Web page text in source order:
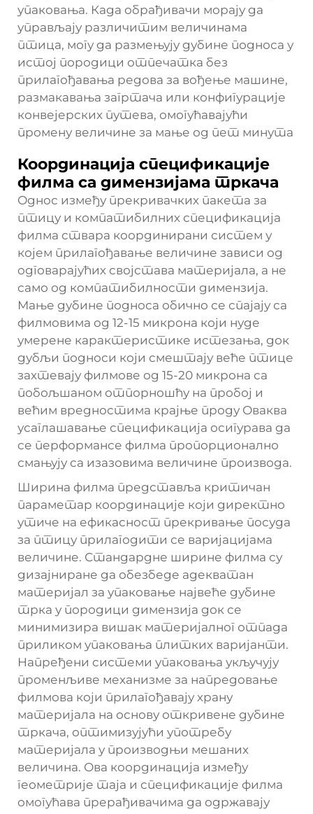
упаковања. Када обрађивачи морају да
управљају различитим величинама
птица, могу да размењују дубине подноса у
истој породици отпечатка без
прилагођавања редова за вођење машине,
размакавања загртача или конфигурације
конвејерских путева, омогућавајући
промену величине за мање од пет минута
Координација спецификације
филма са димензијама тркача
Однос између прекривачких пакета за
птицу и компатибилних спецификација
филма ствара координирани систем у
којем прилагођавање величине зависи од
одговарајућих својстава материјала, а не
само од компатибилности димензија.
Мање дубине подноса обично се спајају са
филмовима од 12-15 микрона који нуде
умерене карактеристике истезања, док
дубљи подноси који смештају веће птице
захтевају филмове од 15-20 микрона са
побољшаном отпорношћу на пробој и
већим вредностима крајње проду Оваква
усаглашавање спецификација осигурава да
се перформансе филма пропорционално
смањују са изазовима величине производа.
Ширина филма представља критичан
параметар координације који директно
утиче на ефикасност прекривање посуда
за птицу прилагодити се варијацијама
величине. Стандардне ширине филма су
дизајниране да обезбеде адекватан
материјал за упаковање највеће дубине
трка у породици димензија док се
минимизира вишак материјалног отпада
приликом упаковања плитких варијанти.
Напређени системи упаковања укључују
променљиве механизме за напредовање
филмова који прилагођавају храну
материјала на основу откривене дубине
тркача, оптимизујући употребу
материјала у производњи мешаних
величина. Ова координација између
геометрије таја и спецификације филма
омогућава прерађивачима да одржавају